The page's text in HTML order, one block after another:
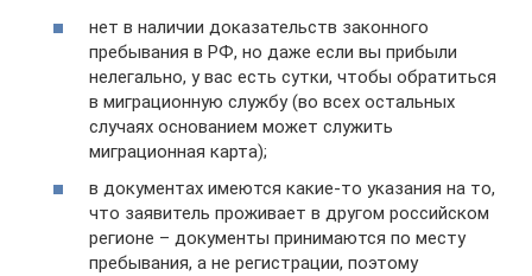
нет в наличии доказательств законного
пребывания в РФ, но даже если вы прибыли
нелегально, у вас есть сутки, чтобы обратиться
в миграционную службу (во всех остальных
случаях основанием может служить
миграционная карта);
в документах имеются какие-то указания на то,
что заявитель проживает в другом российском
регионе – документы принимаются по месту
пребывания, а не регистрации, поэтому